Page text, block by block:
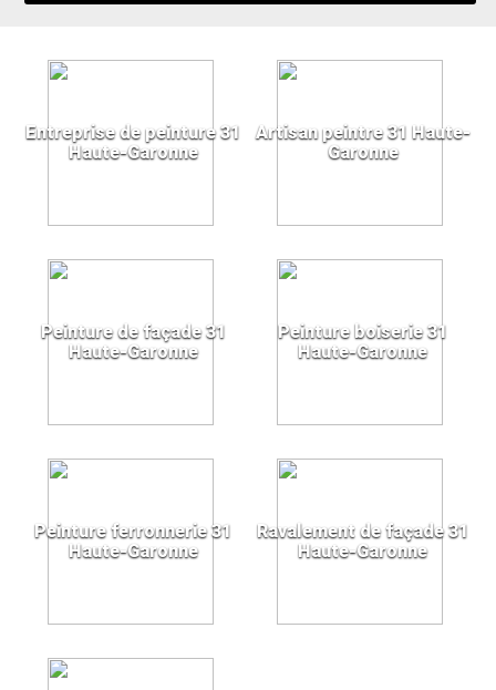
Entreprise de peinture 31
Haute-Garonne
Artisan peintre 31 Haute-
Garonne
Peinture de façade 31
Haute-Garonne
Peinture boiserie 31
Haute-Garonne
Peinture ferronnerie 31
Haute-Garonne
Ravalement de façade 31
Haute-Garonne